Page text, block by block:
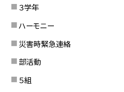
３学年
ハーモニー
災害時緊急連絡
部活動
５組